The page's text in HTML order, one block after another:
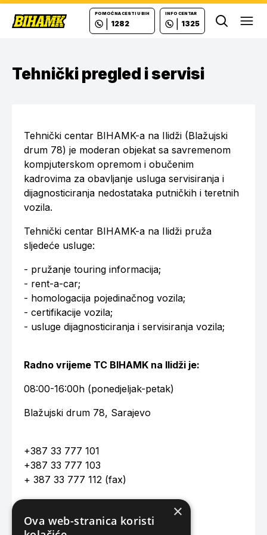
POMOĆ NA CESTI U BIH
1282
INFO CENTAR
1325
Tehnički pregled i servisi
Tehnički centar BIHAMK-a na Ilidži (Blažujski
drum 78) je moderan objekat sa savremenom
kompjuterskom opremom i obučenim
kadrovima za obavljanje usluga servisiranja i
dijagnosticiranja nedostataka putničkih i teretnih
vozila.
Tehnički centar BIHAMK-a na Ilidži pruža
sljedeće usluge:
- pružanje touring informacija;
- rent-a-car;
- homologacija pojedinačnog vozila;
- certifikacije vozila;
- usluge dijagnosticiranja i servisiranja vozila;
Radno vrijeme TC BIHAMK na Ilidži je:
08:00-16:00h (ponedjeljak-petak)
Blažujski drum 78, Sarajevo
+387 33 777 101
+387 33 777 103
+ 387 33 777 112 (fax)
ilidza@bihamk.ba ×
Ova web-stranica koristi